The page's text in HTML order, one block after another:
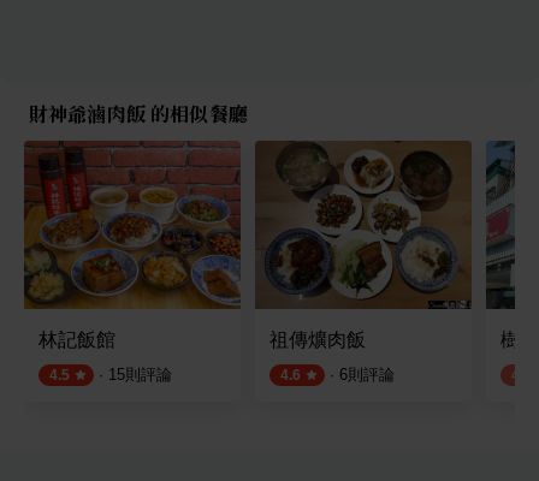
財神爺滷肉飯 的相似餐廳
林記飯館
4.5 · 15則評論
祖傳爌肉飯
4.6 · 6則評論
樹
4.1